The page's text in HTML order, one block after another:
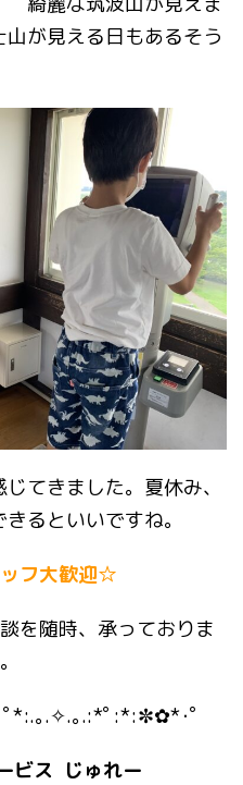
が見える日もあるそう
てきました。夏休み、
るといいですね。
フ大歓迎☆
を随時、承っておりま
*:.｡.✧.｡.:*ﾟ:*:✼✿*･ﾟ
ビス じゅれー